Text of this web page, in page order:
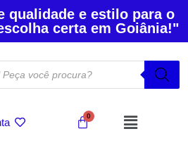
qualidade e estilo para o
certa em Goiânia!"